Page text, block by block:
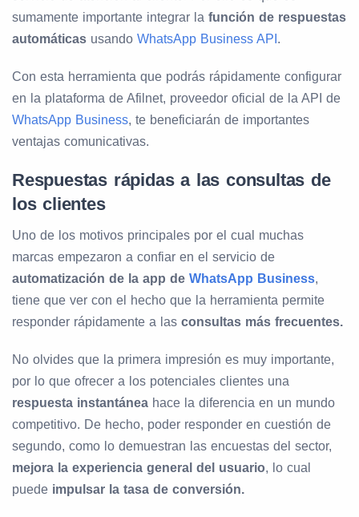
sumamente importante integrar la función de respuestas
automáticas usando WhatsApp Business API .
Con esta herramienta que podrás rápidamente configurar
en la plataforma de Afilnet, proveedor oficial de la API de
WhatsApp Business, te beneficiarán de importantes
ventajas comunicativas.
Respuestas rápidas a las consultas de
los clientes
Uno de los motivos principales por el cual muchas
marcas empezaron a confiar en el servicio de
automatización de la app de WhatsApp Business,
tiene que ver con el hecho que la herramienta permite
responder rápidamente a las consultas más frecuentes.
No olvides que la primera impresión es muy importante,
por lo que ofrecer a los potenciales clientes una
respuesta instantánea hace la diferencia en un mundo
competitivo. De hecho, poder responder en cuestión de
segundo, como lo demuestran las encuestas del sector,
mejora la experiencia general del usuario, lo cual
puede impulsar la tasa de conversión.